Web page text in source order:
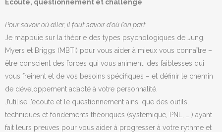
Ecoute, questionnement et challenge
Pour savoir où aller, il faut savoir d’où l’on part.
Je m’appuie sur la théorie des types psychologiques de Jung,
Myers et Briggs (MBTI) pour vous aider à mieux vous connaître –
être conscient des forces qui vous animent, des faiblesses qui
vous freinent et de vos besoins spécifiques – et définir le chemin
de développement adapté à votre personnalité.
J’utilise l’écoute et le questionnement ainsi que des outils,
techniques et fondements théoriques (systémique, PNL, … ) ayant
fait leurs preuves pour vous aider à progresser à votre rythme et